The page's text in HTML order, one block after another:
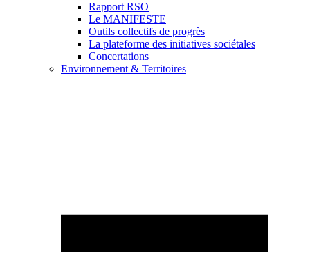
Rapport RSO
Le MANIFESTE
Outils collectifs de progrès
La plateforme des initiatives sociétales
Concertations
Environnement & Territoires